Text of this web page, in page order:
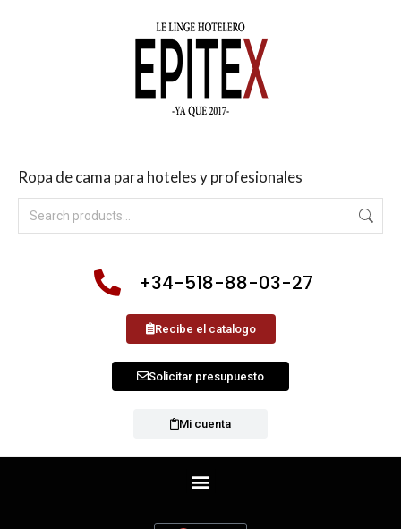
Ropa de cama para hoteles y profesionales
+34-518-88-03-27
Recibe el catalogo
Solicitar presupuesto
Mi cuenta